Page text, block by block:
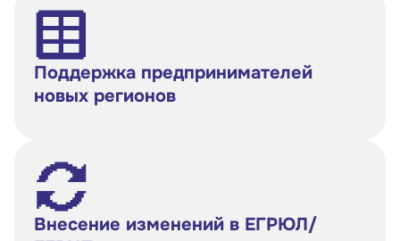
Поддержка предпринимателей
новых регионов
Внесение изменений в ЕГРЮЛ/